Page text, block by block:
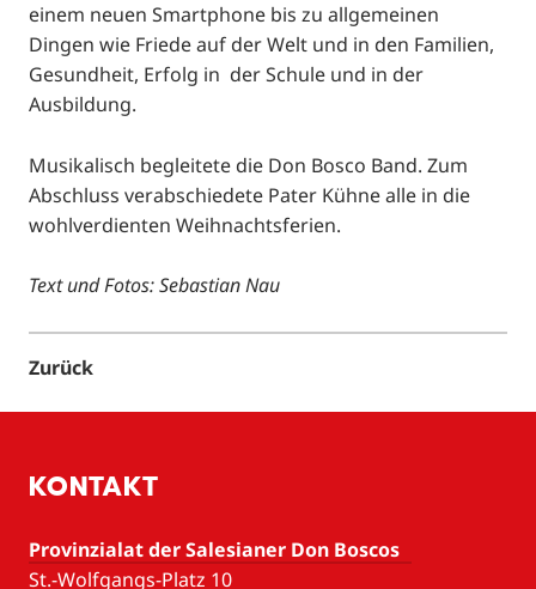
einem neuen Smartphone bis zu allgemeinen
Dingen wie Friede auf der Welt und in den Familien,
Gesundheit, Erfolg in der Schule und in der
Ausbildung.
Musikalisch begleitete die Don Bosco Band. Zum
Abschluss verabschiedete Pater Kühne alle in die
wohlverdienten Weihnachtsferien.
Text und Fotos: Sebastian Nau
Zurück
KONTAKT
Provinzialat der Salesianer Don Boscos
St.-Wolfgangs-Platz 10